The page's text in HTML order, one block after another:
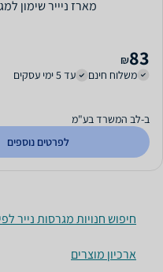
מארז ניייר שימון
83
₪
משלוח חינם
עד 5 ימי עסקים
ב-לב המשרד בע"מ
לפרטים נוספים
חיפוש חנויות מגרסות נייר
ארכיון מוצרים